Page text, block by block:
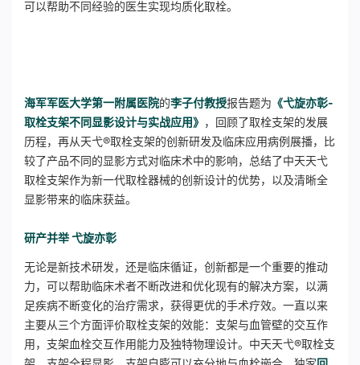
可以帮助不同经验的医生实现均质化取栓。
海军军医大学第一附属医院的李子付教授报告题为 《弋旋亦彰-
取栓支架不同显影设计与实战应用》 ，回顾了取栓支架的发展
历程，再从天弋®取栓支架的创新研发及临床应用病例展播，比
较了产品不同的显影方式对临床术中的影响，总结了中天天弋
取栓支架作为新一代取栓器械的创新设计的优势，以及清晰全
显影带来的临床获益。
研产并举弋旋亦彰
无论是新技术研发，还是临床循证，创新都是一个重要的推动
力，可以帮助临床术者不断改进和优化现有的解决方案，以满
足疾病不断变化的治疗需求，获得更优的手术疗效。一直以来
主要从三个方面评价取栓支架的效能：支架与血管壁的交互作
用，支架血栓交互作用能力及独特物理设计。中天天弋®取栓支